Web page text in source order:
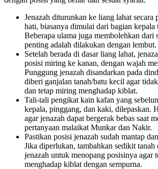
Jenazah diturunkan ke liang lahat secara
hati, biasanya dimulai dari bagian kepala
Beberapa ulama juga membolehkan dari
penting adalah dilakukan dengan lembut.
Setelah berada di dasar liang lahat,
posisi miring ke kanan, dengan wajah
Punggung jenazah disandarkan pada
diberi ganjalan tanah/batu kecil agar
dan tetap miring menghadap kiblat.
Tali-tali pengikat kain kafan yang
kepala, pinggang, dan kaki, dilepaskan.
agar jenazah dapat bergerak bebas saat
pertanyaan malaikat Munkar dan Nakir.
Pastikan posisi jenazah sudah mantap
Jika diperlukan, tambahkan sedikit tanah
jenazah untuk menopang posisinya agar
menghadap kiblat dengan sempurna.